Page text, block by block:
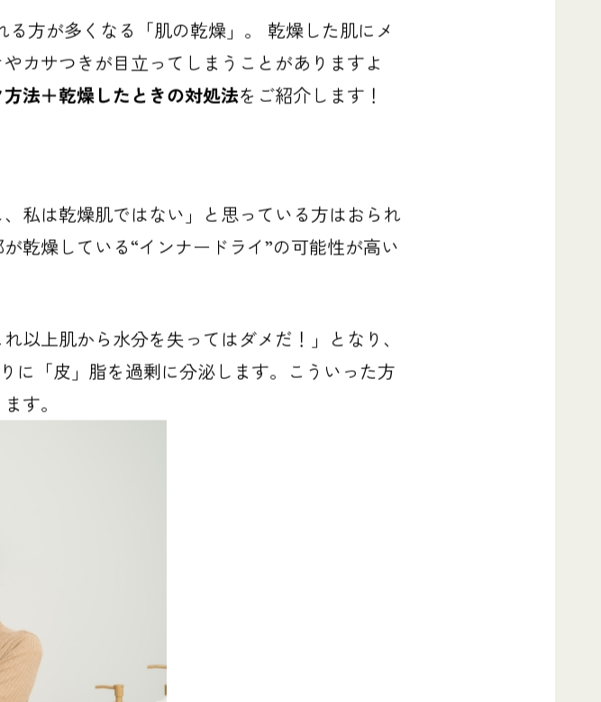
方が多くなる「肌の乾燥」。
乾燥した肌にメ
カサつきが目立ってしまうことがありますよ
法＋乾燥したときの対処法をご紹介します！
私は乾燥肌ではない」と思っている方はおられ
乾燥している“インナードライ”の可能性が高い
以上肌から水分を失ってはダメだ！」となり、
「皮」脂を過剰に分泌します。 こういった方
す。